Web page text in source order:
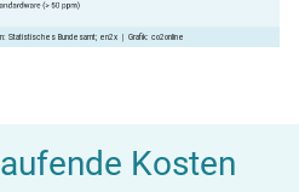
Kosten